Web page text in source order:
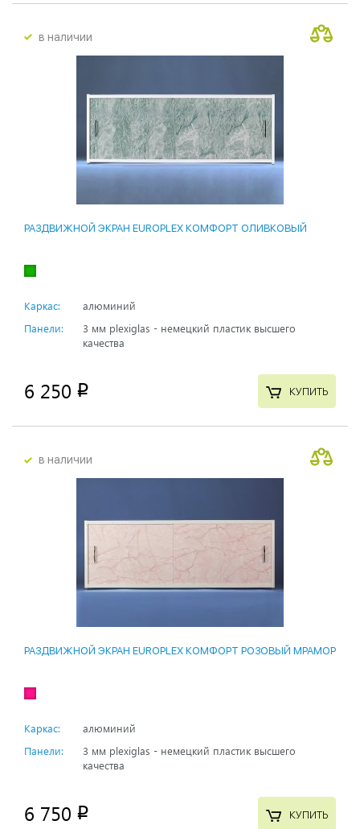
в наличии
РАЗДВИЖНОЙ ЭКРАН EUROPLEX КОМФОРТ ОЛИВКОВЫЙ
Каркас:
алюминий
Панели:
3 мм plexiglas - немецкий пластик высшего
качества
6 250 p КУПИТЬ
в наличии
РАЗДВИЖНОЙ ЭКРАН EUROPLEX КОМФОРТ РОЗОВЫЙ МРАМОР
Каркас:
алюминий
Панели:
3 мм plexiglas - немецкий пластик высшего
качества
6 750 p КУПИТЬ